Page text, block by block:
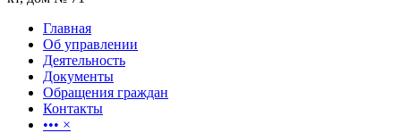
Главная
Об управлении
Деятельность
Документы
Обращения граждан
Контакты
••• ×